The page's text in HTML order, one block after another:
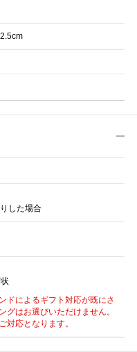
した場合
ドによるギフト対応が既にさ
グはお選びいただけません。
対応となります。